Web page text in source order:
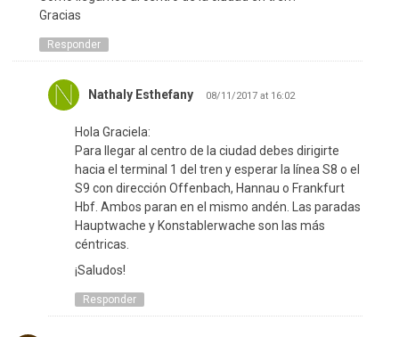
Gracias
Responder
Nathaly Esthefany 08/11/2017 at 16:02
Hola Graciela:
Para llegar al centro de la ciudad debes dirigirte
hacia el terminal 1 del tren y esperar la línea S8 o el
S9 con dirección Offenbach, Hannau o Frankfurt
Hbf. Ambos paran en el mismo andén. Las paradas
Hauptwache y Konstablerwache son las más
céntricas.
¡Saludos!
Responder